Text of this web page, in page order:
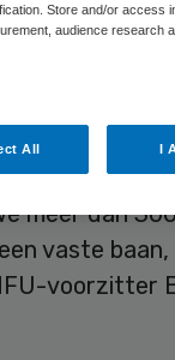
200
meer dan
vaste
voorzitter
Store and/or access
audience research
All I